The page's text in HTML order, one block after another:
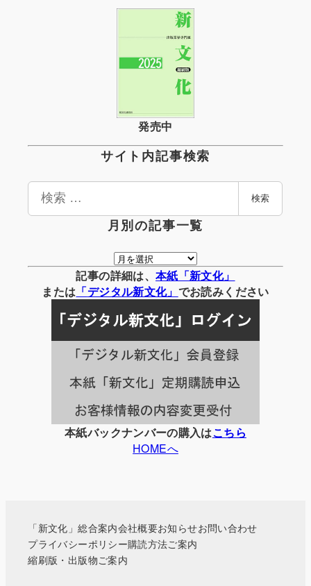
発売中
サイト内記事検索
検
検索
月別の記事一覧
月
別
の
事
一
覧
記事の詳細は、 本紙「新文化」
または 「デジタル新文化」 でお読みください
本紙バックナンバーの購入はこちら
HOMEへ
「新文化」総合案内会社概要お知らせお問い合わせ
プライバシーポリシー購読方法ご案内
縮刷版・出版物ご案内